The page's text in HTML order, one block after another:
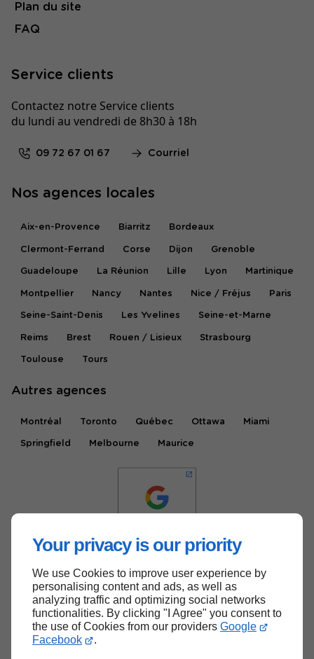
Your privacy is our priority
We use Cookies to improve user experience by
personalising content and ads, as well as
analyzing traffic and optimizing social networks
functionalities. By clicking "I Agree" you consent to
the use of Cookies from our providers Google
Facebook
.
Plan du site
FAQ
Service clients
Contactez notre Service clients
du lundi au vendredi de 8h30 à 18h
09 72 67 01 67 Courriel
Nos agences locales
Aix-en-Provence Biarritz Bordeaux
Clermont-Ferrand Corse Dijon Grenoble
Guadeloupe La Réunion Lille Lyon Martinique
Montpellier Nancy Nantes Nice / Fréjus Paris
Seine-Saint-Denis Les Yvelines Seine-et-Marne
Reims Brest Rouen / Lisieux Strasbourg
Toulouse Tours
Autres agences
Montréal Toronto Québec Ottawa Miami
Springfield Melbourne Maurice
Haut de page